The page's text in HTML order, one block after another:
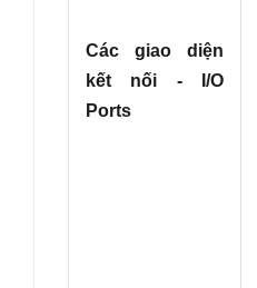
Các giao diện
kết nối - I/O
Ports